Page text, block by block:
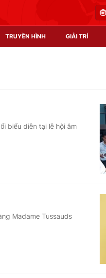
TRUYỀN HÌNH GIẢI TRÍ
biểu diễn tại lễ hội âm
Madame Tussauds